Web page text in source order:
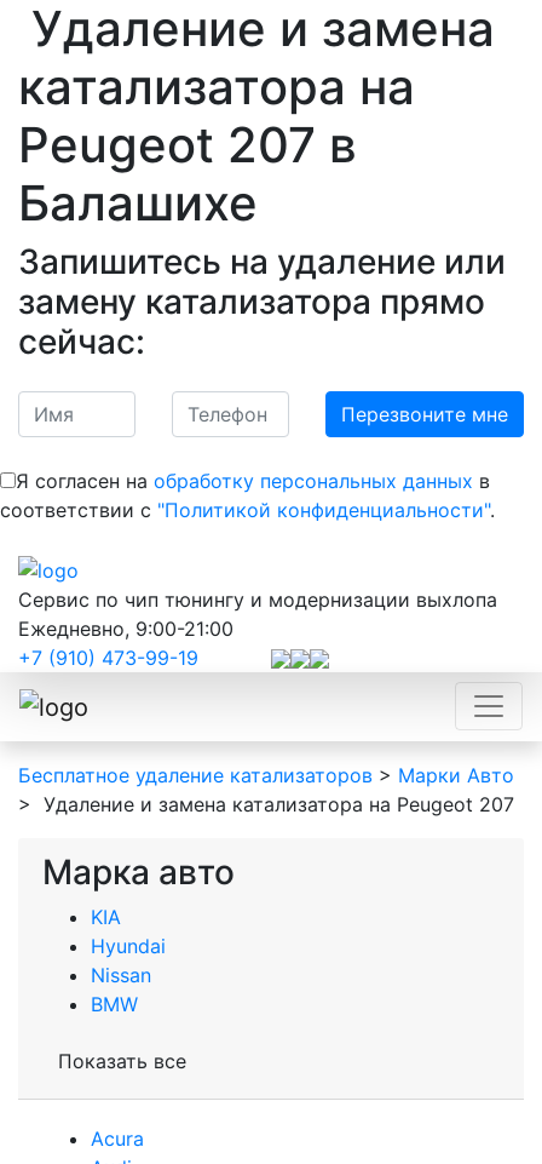
Удаление и замена
катализатора на
Peugeot 207 в
Балашихе
Запишитесь на удаление или
замену катализатора прямо
сейчас:
Я согласен на обработку персональных данных в
соответствии с "Политикой конфиденциальности".
Сервис по чип тюнингу и модернизации выхлопа
Ежедневно, 9:00-21:00
+7 (910) 473-99-19
Бесплатное удаление катализаторов > Марки Авто
> Удаление и замена катализатора на Peugeot 207
Марка авто
KIA
Hyundai
Nissan
BMW
Показать все
Acura